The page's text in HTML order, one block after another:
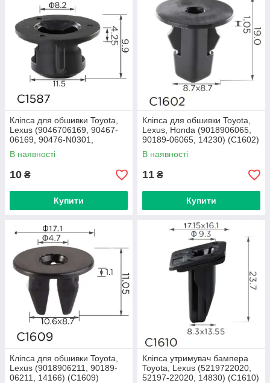
Кліпса для обшивки Toyota,
Lexus (9046706169, 90467-
06169, 90476-N0301,
90476N0301, 20015) (C1587)
В наявності
10 ₴
Купити
Кліпса для обшивки Toyota,
Lexus, Honda (9018906065,
90189-06065, 14230) (C1602)
В наявності
11 ₴
Купити
Кліпса для обшивки Toyota,
Lexus (9018906211, 90189-
06211, 14166) (C1609)
Кліпса утримувач бампера
Toyota, Lexus (5219722020,
52197-22020, 14830) (C1610)